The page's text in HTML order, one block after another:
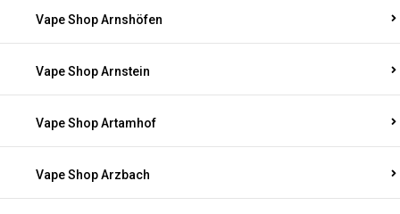
Vape Shop Arnshöfen
Vape Shop Arnstein
Vape Shop Artamhof
Vape Shop Arzbach